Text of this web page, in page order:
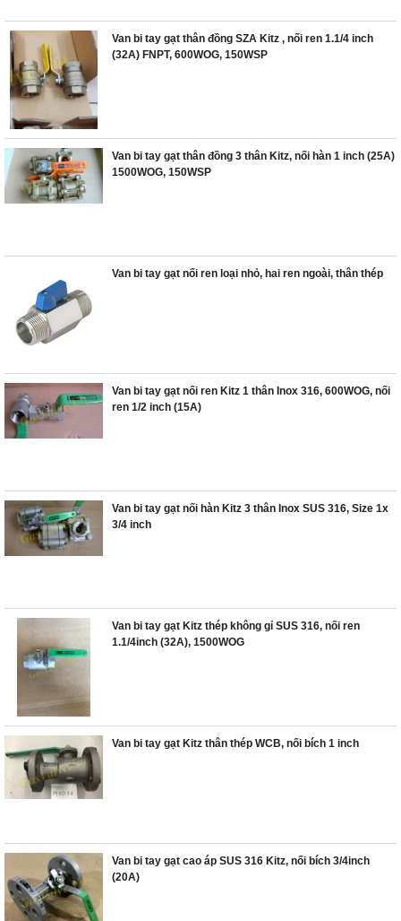
Van bi tay gạt thân đồng SZA Kitz , nối ren 1.1/4 inch
(32A) FNPT, 600WOG, 150WSP
Van bi tay gạt thân đồng 3 thân Kitz, nối hàn 1 inch (25A)
1500WOG, 150WSP
Van bi tay gạt nối ren loại nhỏ, hai ren ngoài, thân thép
Van bi tay gạt nối ren Kitz 1 thân Inox 316, 600WOG, nối
ren 1/2 inch (15A)
Van bi tay gạt nối hàn Kitz 3 thân Inox SUS 316, Size 1x
3/4 inch
Van bi tay gạt Kitz thép không gỉ SUS 316, nối ren
1.1/4inch (32A), 1500WOG
Van bi tay gạt Kitz thân thép WCB, nối bích 1 inch
Van bi tay gạt cao áp SUS 316 Kitz, nối bích 3/4inch
(20A)